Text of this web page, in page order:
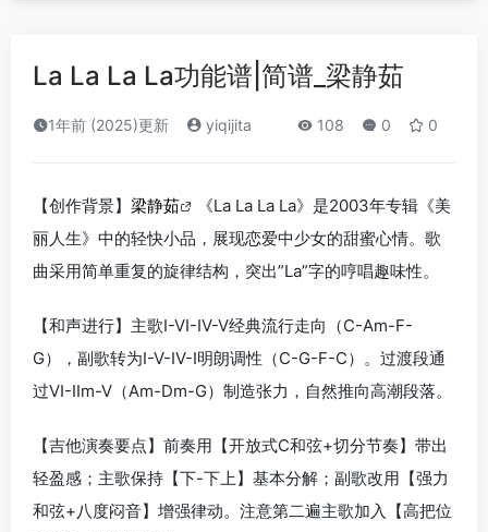
La La La La功能谱|简谱_梁静茹
1年前 (2025)更新 yiqijita 108 0 0
【创作背景】 梁静茹
《La La La La》是2003年专辑《美
丽人生》中的轻快小品，展现恋爱中少女的甜蜜心情。歌
曲采用简单重复的旋律结构，突出”La”字的哼唱趣味性。
【和声进行】主歌I-VI-IV-V经典流行走向（C-Am-F-
G），副歌转为I-V-IV-I明朗调性（C-G-F-C）。过渡段通
过VI-IIm-V（Am-Dm-G）制造张力，自然推向高潮段落。
【吉他演奏要点】前奏用【开放式C和弦+切分节奏】带出
轻盈感；主歌保持【下-下上】基本分解；副歌改用【强力
和弦+八度闷音】增强律动。注意第二遍主歌加入【高把位